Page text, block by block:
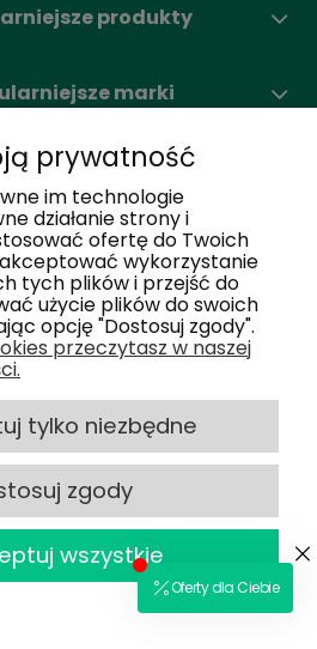
produkty
marki
konto
salony
my
klienta
Prawa
powered by
prywatność
im technologie
działanie strony i
ofertę do Twoich
wykorzystanie
tych plików i przejść do
użycie plików do swoich
opcję "Dostosuj zgody".
przeczytasz w naszej
tylko niezbędne
zgody
wszystkie